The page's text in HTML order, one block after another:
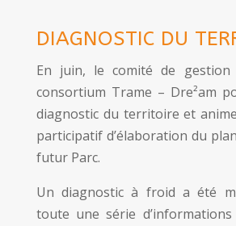
DIAGNOSTIC DU
En juin, le comité de
consortium Trame – Dre²am
diagnostic du territoire et
participatif d’élaboration du
futur Parc.
Un diagnostic à froid a été
toute une série